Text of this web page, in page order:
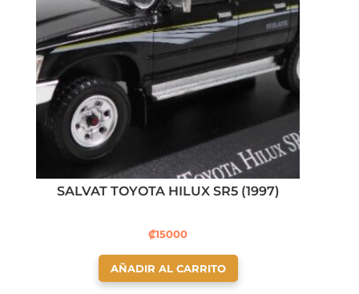
SALVAT TOYOTA HILUX SR5 (1997)
₡15000
AÑADIR AL CARRITO